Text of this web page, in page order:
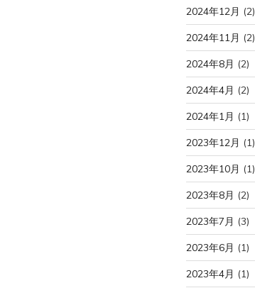
2024年12月 (2)
2024年11月 (2)
2024年8月 (2)
2024年4月 (2)
2024年1月 (1)
2023年12月 (1)
2023年10月 (1)
2023年8月 (2)
2023年7月 (3)
2023年6月 (1)
2023年4月 (1)